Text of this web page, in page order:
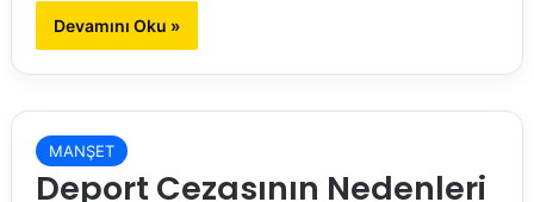
Devamını Oku »
MANŞET
Deport Cezasının Nedenleri